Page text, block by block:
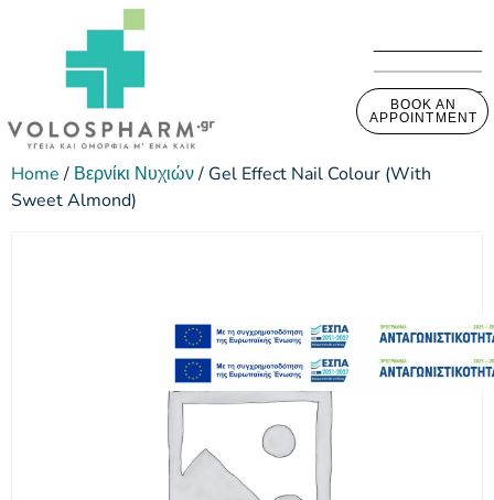
BOOK AN
APPOINTMENT
Home/ Βερνίκι Νυχιών/ Gel Effect Nail Colour (With
Sweet Almond)